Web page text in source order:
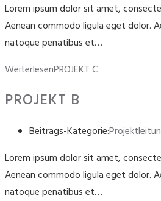
Lorem ipsum dolor sit amet,
Aenean commodo ligula eget dolor.
natoque penatibus et…
WeiterlesenPROJEKT C
PROJEKT B
Beitrags-Kategorie:
Lorem ipsum dolor sit amet,
Aenean commodo ligula eget dolor.
natoque penatibus et…